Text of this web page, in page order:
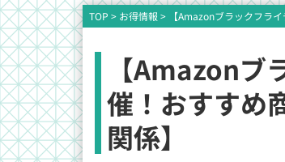
TOP > お得情報 > 【Amazonブラックフラ
【Amazonブ
催！おすすめ
関係】